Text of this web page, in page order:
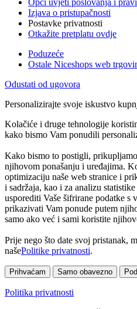
Opći uvjeti poslovanja i
Izjava o pristupačnosti
Postavke privatnosti
Otkažite pretplatu ovdje
Poduzeće
Ostale Niceshops web
Odustati od ugovora
Personalizirajte svoje iskustvo
Kolačiće i druge tehnologije
kako bismo Vam ponudili
Kako bismo to postigli,
njihovom ponašanju i uređajima.
optimizaciju naše web stranice i
i sadržaja, kao i za analizu
usporediti Vaše šifrirane podatke s
prikazivati Vam ponude putem
samo ako već i sami koristite
Prije nego što date svoj pristanak,
našePolitike privatnosti.
Prihvaćam Samo obavezno
Politika privatnosti